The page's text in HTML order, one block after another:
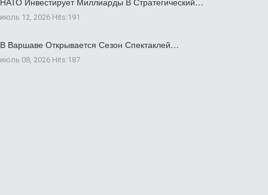
июль 12, 2026 Hits:191
В Варшаве Открывается Сезон Спектаклей…
июль 08, 2026 Hits:187